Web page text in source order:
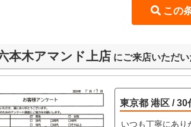
本木アマンド上店 にご来店いただい
東京都 港区 / 30
いつも丁寧にあり